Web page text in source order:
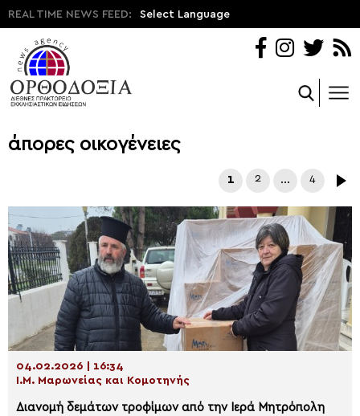
REAL TIME NEWS FEED: Select Language
άπορες οικογένειες
1 2 … 4
04.02.2026 | 16:34
Ι.Μ. Μαρωνείας και Κομοτηνής
Διανομή δεμάτων τροφίμων από την Ιερά Μητρόπολη